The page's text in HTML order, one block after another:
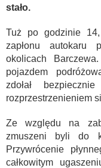
stało.
Tuż po godzinie
zapłonu autokaru
okolicach
pojazdem
zdołał
rozprzestrzenieniem
Ze względu na
zmuszeni byli do
Przywrócenie
całkowitym